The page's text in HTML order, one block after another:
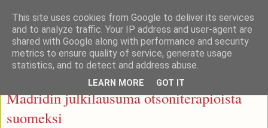
Otsonoidut ihonhoitotuotteet
tiistai 1. syyskuuta 2015
Madridin julkilausuma otsoniterapioista
suomeksi
This site uses cookies from Google to deliver its services
and to analyze traffic. Your IP address and user-agent are
shared with Google along with performance and security
metrics to ensure quality of service, generate usage
statistics, and to detect and address abuse.
LEARN MORE GOT IT